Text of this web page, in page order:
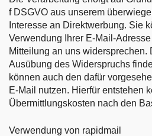
f DSGVO aus unserem
Interesse an Direktwerbung. Sie
Verwendung Ihrer E-Mail-
Mitteilung an uns widersprechen.
Ausübung des Widerspruchs
können auch den dafür
E-Mail nutzen. Hierfür entstehen
Übermittlungskosten nach den
Verwendung von rapidmail